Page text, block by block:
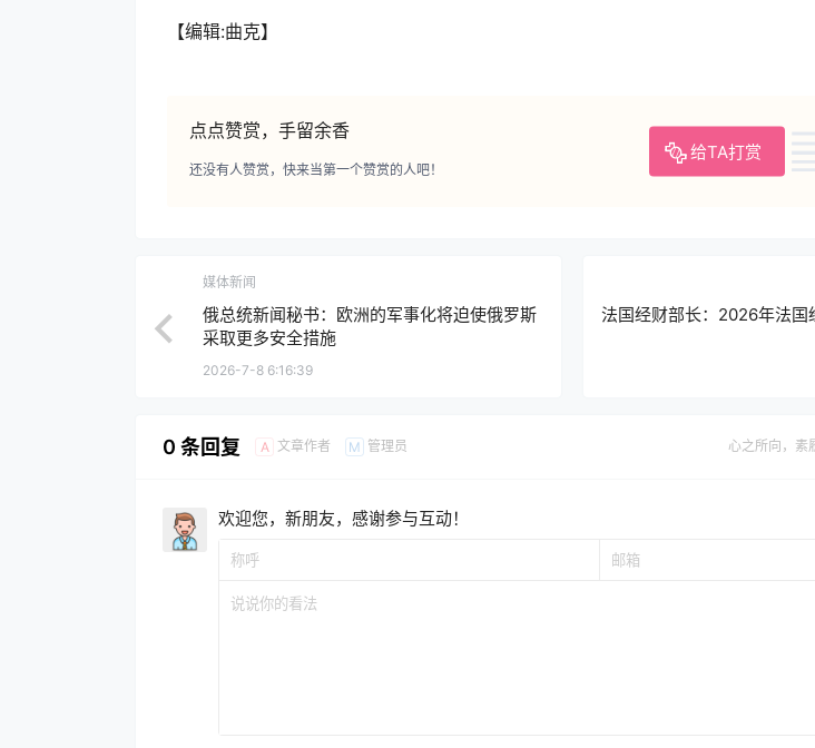
【编辑:曲克】
点点赞赏，手留余香
给TA打赏
还没有人赞赏，快来当第一个赞赏的人吧！
媒体新闻
俄总统新闻秘书：欧洲的军事化将迫使俄罗斯
采取更多安全措施
2026-7-8 6:16:39
法国经财部长：2026年法国
0 条回复 A 文章作者 M 管理员 心之所向，素
欢迎您，新朋友，感谢参与互动！